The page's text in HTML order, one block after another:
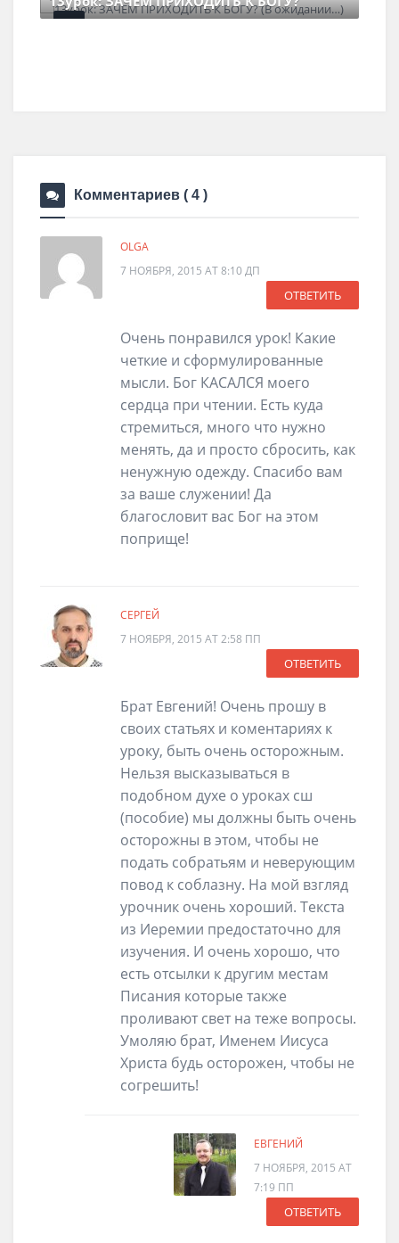
Комментариев ( 4 )
OLGA
7 НОЯБРЯ, 2015 AT 8:10 ДП
ОТВЕТИТЬ
Очень понравился урок! Какие
четкие и сформулированные
мысли. Бог КАСАЛСЯ моего
сердца при чтении. Есть куда
стремиться, много что нужно
менять, да и просто сбросить, как
ненужную одежду. Спасибо вам
за ваше служении! Да
благословит вас Бог на этом
поприще!
СЕРГЕЙ
7 НОЯБРЯ, 2015 AT 2:58 ПП
ОТВЕТИТЬ
Брат Евгений! Очень прошу в
своих статьях и коментариях к
уроку, быть очень осторожным.
Нельзя высказываться в
подобном духе о уроках сш
(пособие) мы должны быть очень
осторожны в этом, чтобы не
подать собратьям и неверующим
повод к соблазну. На мой взгляд
урочник очень хороший. Текста
из Иеремии предостаточно для
изучения. И очень хорошо, что
есть отсылки к другим местам
Писания которые также
проливают свет на теже вопросы.
Умоляю брат, Именем Иисуса
Христа будь осторожен, чтобы не
согрешить!
ЕВГЕНИЙ
7 НОЯБРЯ, 2015 AT
7:19 ПП
ОТВЕТИТЬ